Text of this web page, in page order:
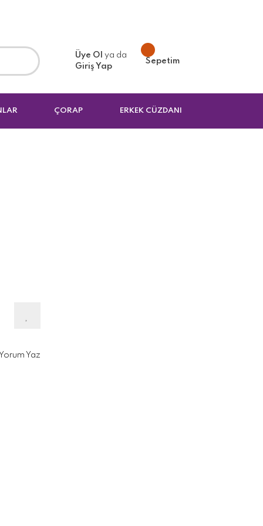
Üye Ol ya da
Giriş Yap
Sepetim
ÇORAP ERKEK CÜZDANI
Yaz